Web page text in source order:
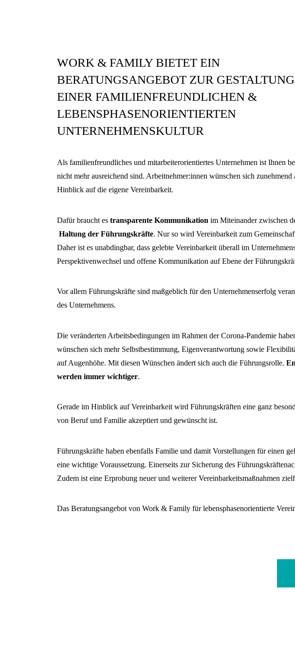
WORK & FAMILY BIETET EIN
BERATUNGSANGEBOT ZUR GESTALTUNG
EINER FAMILIENFREUNDLICHEN &
LEBENSPHASENORIENTIERTEN
UNTERNEHMENSKULTUR
Als familienfreundliches und mitarbeiterorientiertes Unternehmen ist Ihnen
nicht mehr ausreichend sind. Arbeitnehmer:innen wünschen sich
Hinblick auf die eigene Vereinbarkeit.
Dafür braucht es transparente Kommunikation im Miteinander zwischen
Haltung der Führungskräfte. Nur so wird Vereinbarkeit zum
Daher ist es unabdingbar, dass gelebte Vereinbarkeit überall im
Perspektivenwechsel und offene Kommunikation auf Ebene der
Vor allem Führungskräfte sind maßgeblich für den Unternehmenserfolg
des Unternehmens.
Die veränderten Arbeitsbedingungen im Rahmen der Corona-Pandemie
wünschen sich mehr Selbstbestimmung, Eigenverantwortung sowie
auf Augenhöhe. Mit diesen Wünschen ändert sich auch die Führungsrolle.
werden immer wichtiger.
Gerade im Hinblick auf Vereinbarkeit wird Führungskräften eine ganz
von Beruf und Familie akzeptiert und gewünscht ist.
Führungskräfte haben ebenfalls Familie und damit Vorstellungen für einen
eine wichtige Voraussetzung. Einerseits zur Sicherung des
Zudem ist eine Erprobung neuer und weiterer Vereinbarkeitsmaßnahmen
Das Beratungsangebot von Work & Family für lebensphasenorientierte